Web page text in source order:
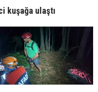
kuşağa ulaştı